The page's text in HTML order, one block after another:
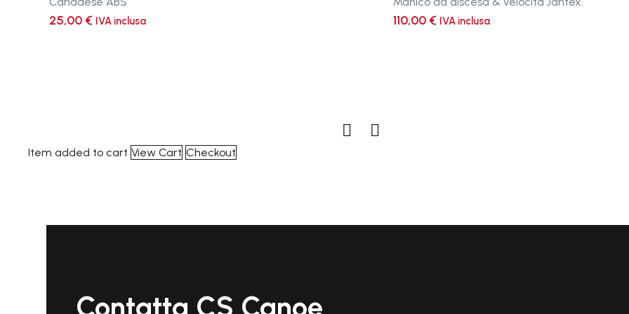
25,00 € IVA inclusa
Jantex
110,00 € IVA inclusa
Item added to cart View Cart Checkout
Contatta CS Canoe